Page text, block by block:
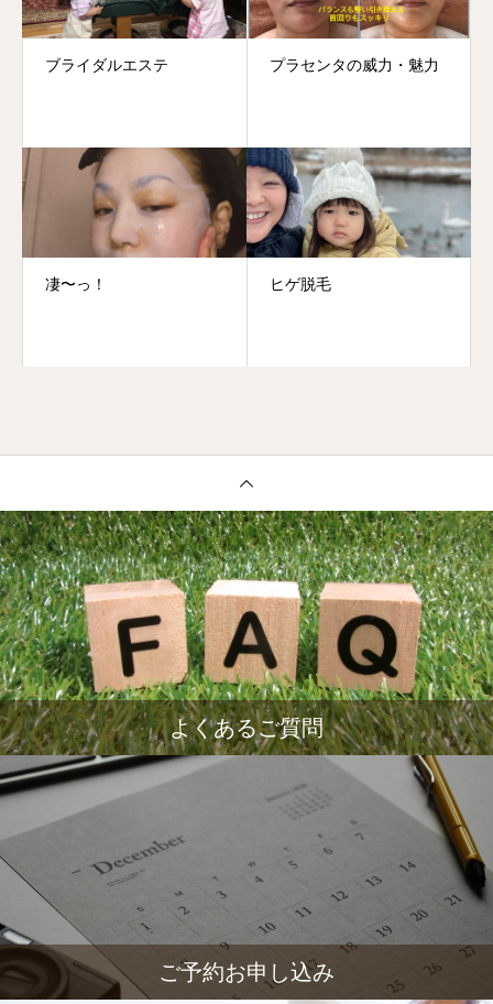
ブライダルエステ プラセンタの威力・魅力
凄〜っ！ ヒゲ脱毛
よくあるご質問
ご予約お申し込み